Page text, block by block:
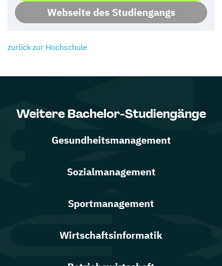
Webseite des Studiengangs
zurück zur Hochschule
Weitere Bachelor-Studiengänge
Gesundheitsmanagement
Sozialmanagement
Sportmanagement
Wirtschaftsinformatik